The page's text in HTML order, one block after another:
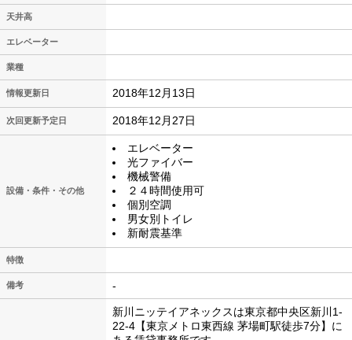
天井高
エレベーター
業種
情報更新日 2018年12月13日
次回更新予定日 2018年12月27日
設備・条件・その他
エレベーター
光ファイバー
機械警備
２４時間使用可
個別空調
男女別トイレ
新耐震基準
特徴
備考 -
新川ニッテイアネックスは東京都中央区新川1-
22-4【東京メトロ東西線 茅場町駅徒歩7分】に